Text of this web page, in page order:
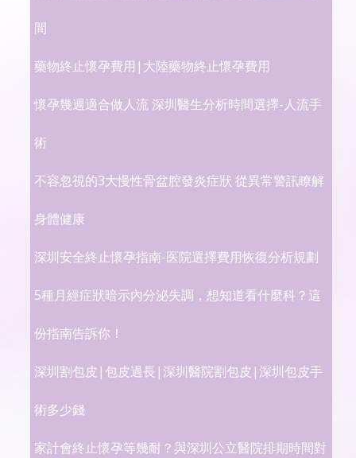
間
藥物終止懷孕費用|​大陸藥物終止懷孕費用
懷孕幾週適合做人流 深圳醫生分析時間選擇-人流手
術
不容忽視的3大慢性骨盆腔發炎症狀 從異常警訊瞭解
身體健康
深圳安全終止懷孕指南-医院選擇費用恢復分析規劃
5種月經症狀暗示內分泌失調，想知道看什麼科？這
份指南告訴你！
深圳割包皮|包皮過長|深圳醫院割包皮|深圳包皮手
術多少錢
家計會終止懷孕等幾耐？與深圳公立醫院排期時間對